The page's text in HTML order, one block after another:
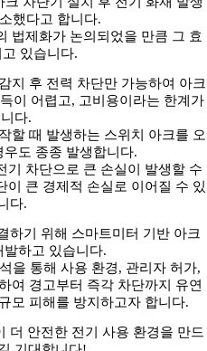
했다고 합니다.
법제화가 논의되었을 만큼 그 효
있습니다.
지 후 전력 차단만 가능하여 아크
이 어렵고, 고비용이라는 한계가
다.
할 때 발생하는 스위치 아크를 오
도 종종 발생합니다.
기 차단으로 큰 손실이 발생할 수
이 큰 경제적 손실로 이어질 수 있
다.
하기 위해 스마트미터 기반 아크
발하고 있습니다.
을 통해 사용 환경, 관리자 허가,
여 경고부터 즉각 차단까지 유연
모 피해를 방지하고자 합니다.
더 안전한 전기 사용 환경을 만드